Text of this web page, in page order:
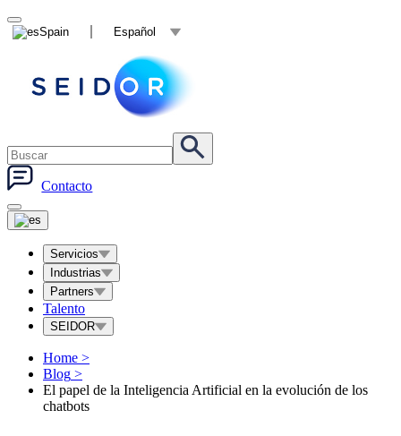
Spain Español
Contacto
Servicios
Industrias
Partners
Talento
SEIDOR
Home >
Blog >
El papel de la Inteligencia Artificial en la evolución de los
chatbots